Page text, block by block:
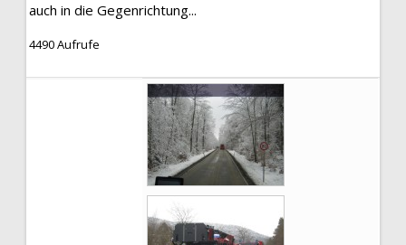
auch in die Gegenrichtung...
4490 Aufrufe